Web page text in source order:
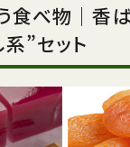
食べ物｜香
”セット